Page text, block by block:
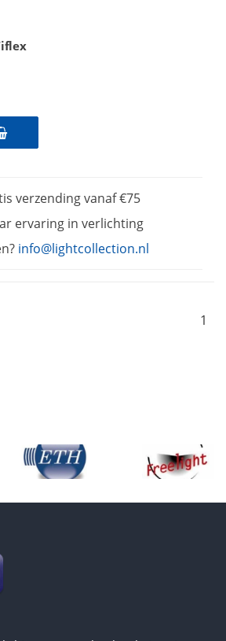
verzending vanaf €75
ervaring in verlichting
info@lightcollection.nl
1